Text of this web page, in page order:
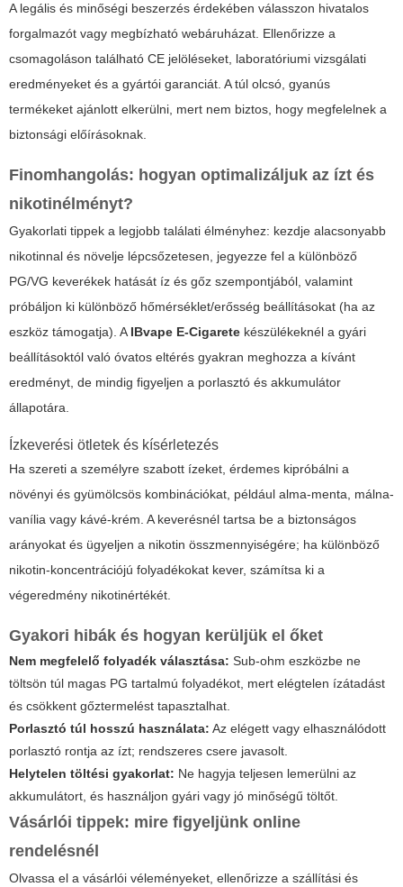
A legális és minőségi beszerzés érdekében válasszon hivatalos
forgalmazót vagy megbízható webáruházat. Ellenőrizze a
csomagoláson található CE jelöléseket, laboratóriumi vizsgálati
eredményeket és a gyártói garanciát. A túl olcsó, gyanús
termékeket ajánlott elkerülni, mert nem biztos, hogy megfelelnek a
biztonsági előírásoknak.
Finomhangolás: hogyan optimalizáljuk az ízt és
nikotinélményt?
Gyakorlati tippek a legjobb találati élményhez: kezdje alacsonyabb
nikotinnal és növelje lépcsőzetesen, jegyezze fel a különböző
PG/VG keverékek hatását íz és gőz szempontjából, valamint
próbáljon ki különböző hőmérséklet/erősség beállításokat (ha az
eszköz támogatja). AIBvape E-Cigarete készülékeknél a gyári
beállításoktól való óvatos eltérés gyakran meghozza a kívánt
eredményt, de mindig figyeljen a porlasztó és akkumulátor
állapotára.
Ízkeverési ötletek és kísérletezés
Ha szereti a személyre szabott ízeket, érdemes kipróbálni a
növényi és gyümölcsös kombinációkat, például alma-menta, málna-
vanília vagy kávé-krém. A keverésnél tartsa be a biztonságos
arányokat és ügyeljen a nikotin összmennyiségére; ha különböző
nikotin-koncentrációjú folyadékokat kever, számítsa ki a
végeredmény nikotinértékét.
Gyakori hibák és hogyan kerüljük el őket
Nem megfelelő folyadék választása: Sub-ohm eszközbe ne
töltsön túl magas PG tartalmú folyadékot, mert elégtelen ízátadást
és csökkent gőztermelést tapasztalhat.
Porlasztó túl hosszú használata: Az elégett vagy elhasználódott
porlasztó rontja az ízt; rendszeres csere javasolt.
Helytelen töltési gyakorlat: Ne hagyja teljesen lemerülni az
akkumulátort, és használjon gyári vagy jó minőségű töltőt.
Vásárlói tippek: mire figyeljünk online
rendelésnél
Olvassa el a vásárlói véleményeket, ellenőrizze a szállítási és